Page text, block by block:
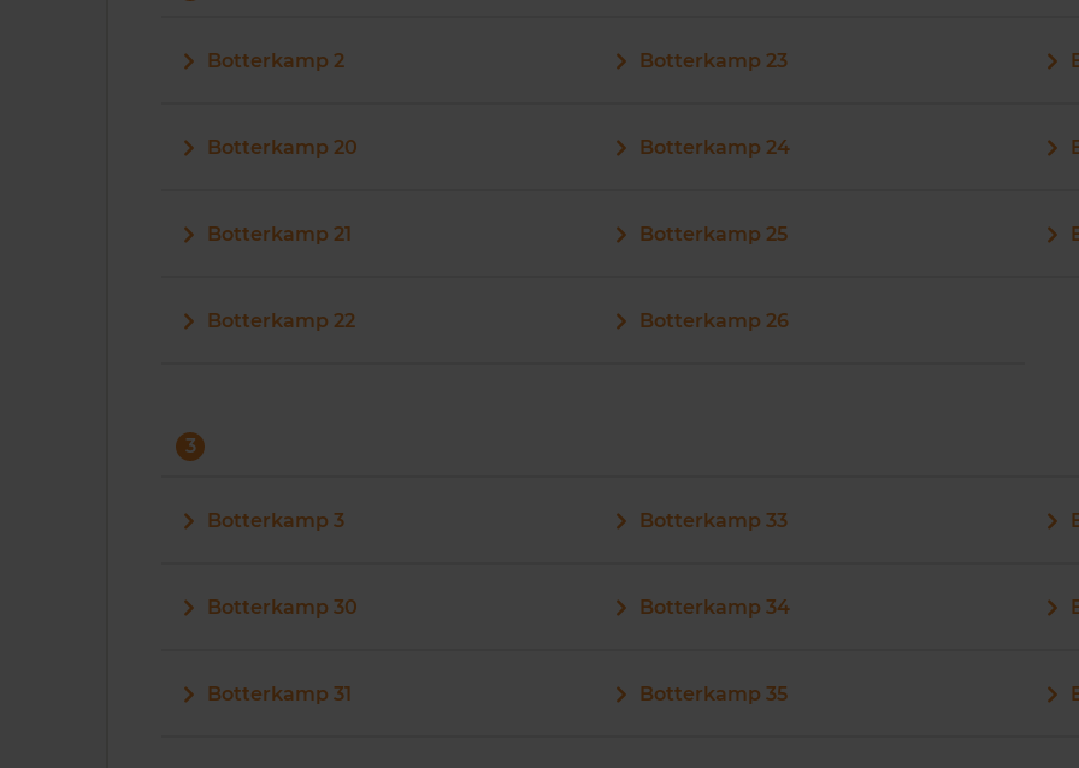
Botterkamp 2
Botterkamp 20
Botterkamp 21
Botterkamp 22
Botterkamp 23
Botterkamp 24
Botterkamp 25
Botterkamp 26
3
Botterkamp 3
Botterkamp 30
Botterkamp 31
Botterkamp 33
Botterkamp 34
Botterkamp 35